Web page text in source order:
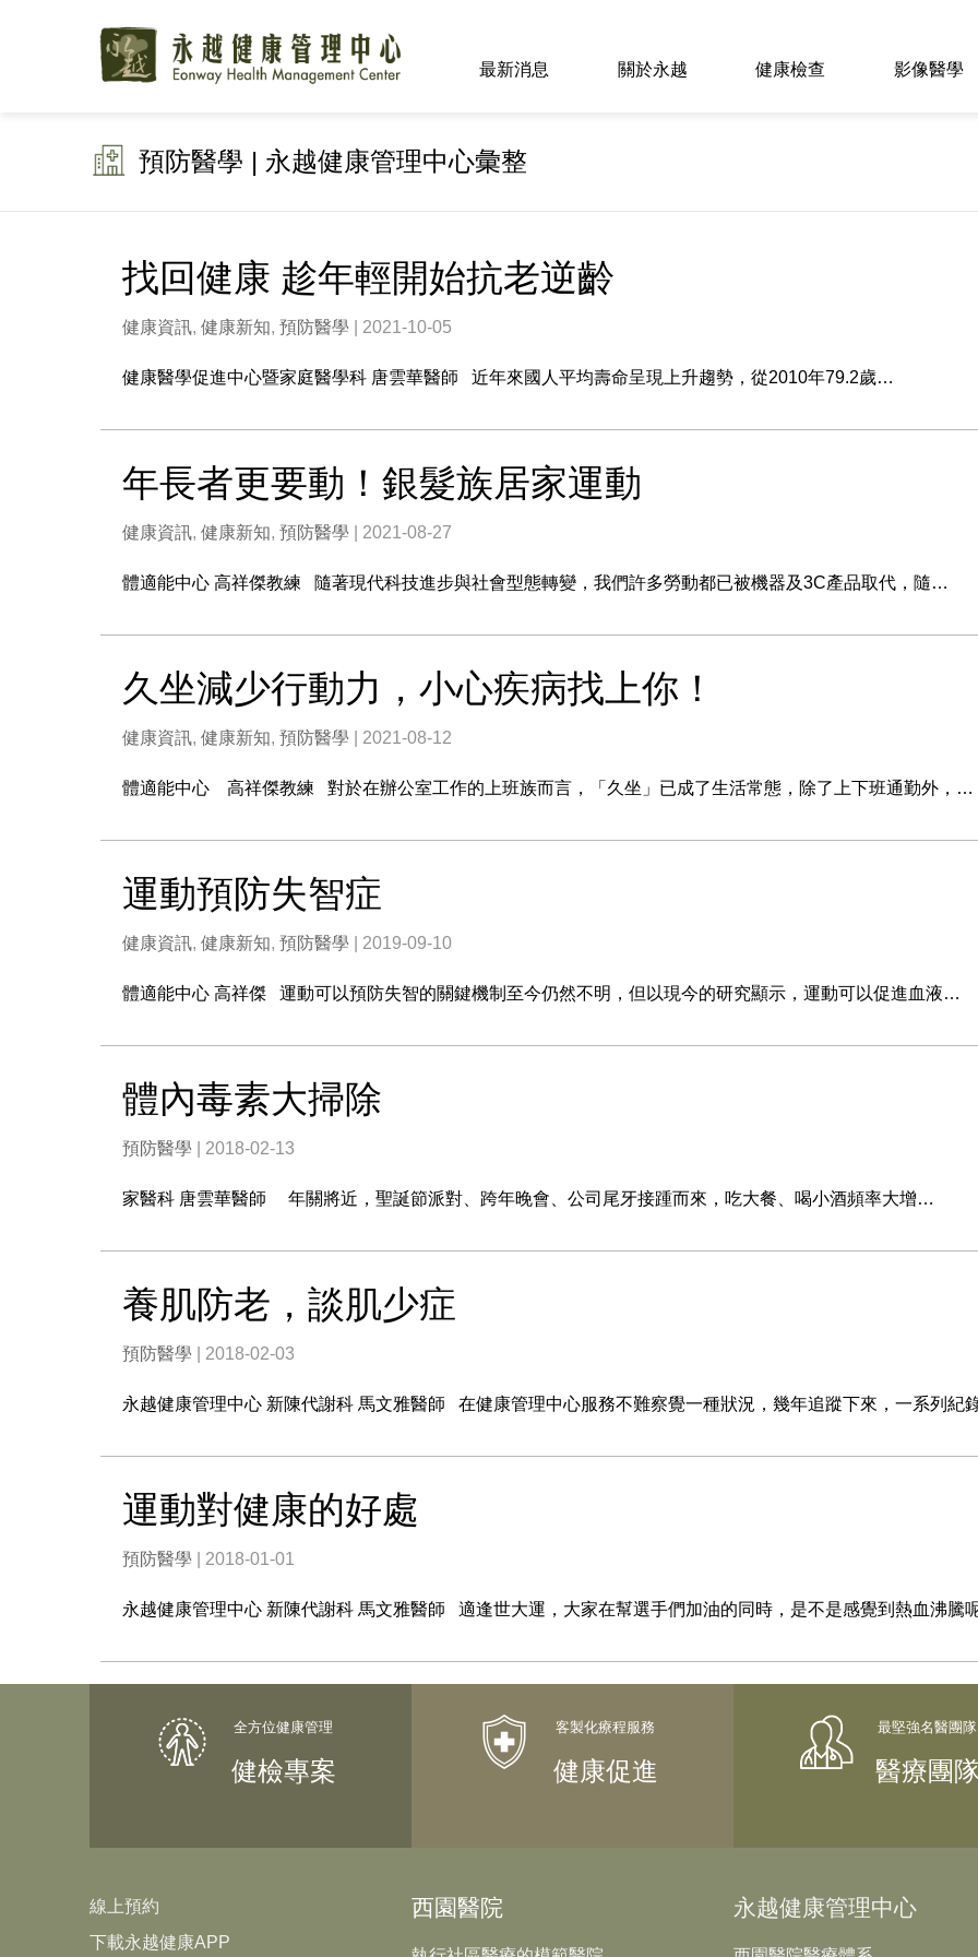
最新消息 關於永越 健康檢查 影像醫學
預防醫學 | 永越健康管理中心彙整
找回健康 趁年輕開始抗老逆齡
健康資訊, 健康新知, 預防醫學 | 2021-10-05
健康醫學促進中心暨家庭醫學科 唐雲華醫師 近年來國人平均壽命呈現上升趨勢，從2010年79.2歲…
年長者更要動！銀髮族居家運動
健康資訊, 健康新知, 預防醫學 | 2021-08-27
體適能中心 高祥傑教練 隨著現代科技進步與社會型態轉變，我們許多勞動都已被機器及3C產品取代，隨…
久坐減少行動力，小心疾病找上你！
健康資訊, 健康新知, 預防醫學 | 2021-08-12
體適能中心 高祥傑教練 對於在辦公室工作的上班族而言，「久坐」已成了生活常態，除了上下班通勤外，…
運動預防失智症
健康資訊, 健康新知, 預防醫學 | 2019-09-10
體適能中心 高祥傑 運動可以預防失智的關鍵機制至今仍然不明，但以現今的研究顯示，運動可以促進血液…
體內毒素大掃除
預防醫學 | 2018-02-13
家醫科 唐雲華醫師 年關將近，聖誕節派對、跨年晚會、公司尾牙接踵而來，吃大餐、喝小酒頻率大增…
養肌防老，談肌少症
預防醫學 | 2018-02-03
永越健康管理中心 新陳代謝科 馬文雅醫師 在健康管理中心服務不難察覺一種狀況，幾年追蹤下來，一系列紀
運動對健康的好處
預防醫學 | 2018-01-01
永越健康管理中心 新陳代謝科 馬文雅醫師 適逢世大運，大家在幫選手們加油的同時，是不是感覺到熱血沸騰
健檢專案 健康促進 醫療團
線上預約
下載永越健康APP
西園醫院 永越健康管理中心